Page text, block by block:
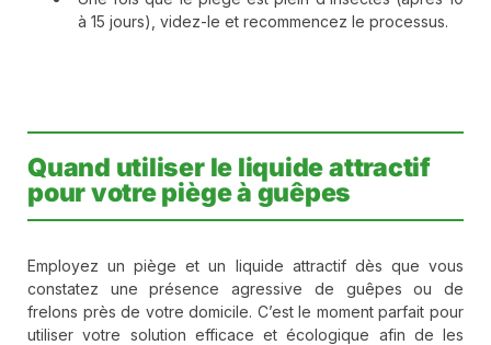
à 15 jours), videz-le et recommencez le processus.
Quand utiliser le liquide attractif
pour votre piège à guêpes
Employez un piège et un liquide attractif dès que vous
constatez une présence agressive de guêpes ou de
frelons près de votre domicile. C’est le moment parfait pour
utiliser votre solution efficace et écologique afin de les